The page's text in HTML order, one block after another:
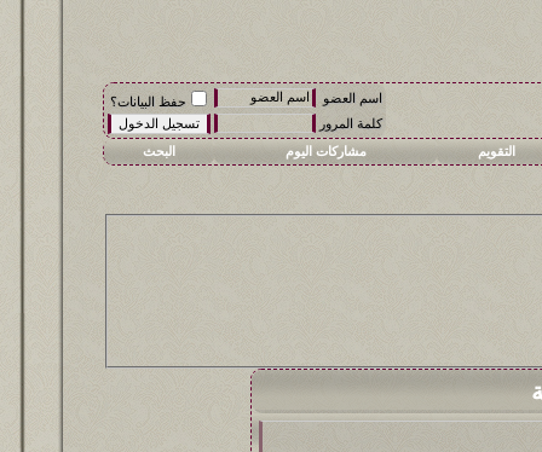
اسم العضو
حفظ البيانات؟
كلمة المرور
التقويم
مشاركات اليوم البحث